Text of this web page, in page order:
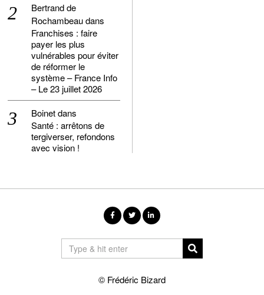
Bertrand de
Rochambeaudans
Franchises : faire
payer les plus
vulnérables pour éviter
de réformer le
système – France Info
– Le 23 juillet 2026
Boinetdans
Santé : arrêtons de
tergiverser, refondons
avec vision !
© Frédéric Bizard